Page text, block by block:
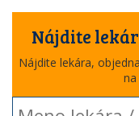
Nájdite
Nájdite lekára,